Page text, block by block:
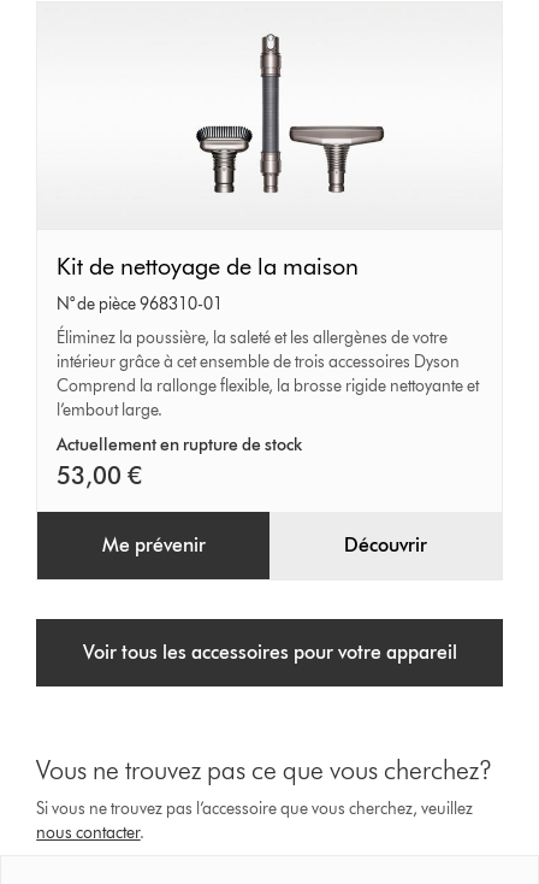
Kit
de
nettoyage
de
la
maison
Kit de nettoyage de la maison
N° de pièce 968310-01
Éliminez la poussière, la saleté et les allergènes de votre
intérieur grâce à cet ensemble de trois accessoires Dyson
Comprend la rallonge flexible, la brosse rigide nettoyante et
l’embout large.
Actuellement en rupture de stock
53,00 €
Me prévenir Découvrir
Voir tous les accessoires pour votre appareil
Vous ne trouvez pas ce que vous cherchez?
Si vous ne trouvez pas l’accessoire que vous cherchez, veuillez
nous contacter.